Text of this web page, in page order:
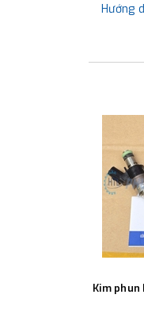
Hướng
Kim phun